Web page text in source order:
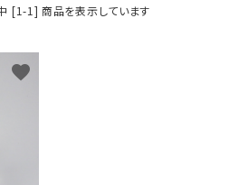
月誕生石
誕生石
新規会員登録
[1-1] 商品を表示しています
favorite